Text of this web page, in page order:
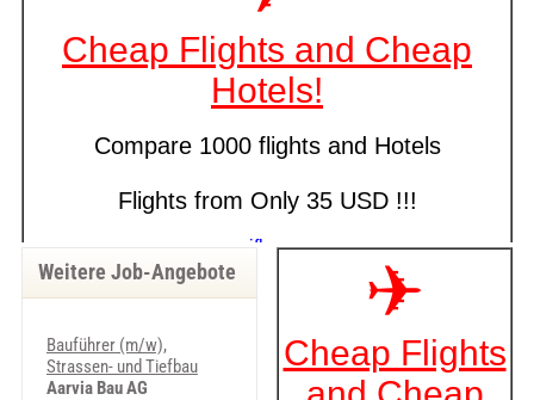
Weitere Job-Angebote
Bauführer (m/w),
Strassen- und Tiefbau
Aarvia Bau AG